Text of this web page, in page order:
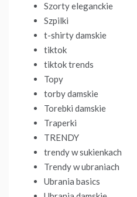
Szorty eleganckie
Szpilki
t-shirty damskie
tiktok
tiktok trends
Topy
torby damskie
Torebki damskie
Traperki
TRENDY
trendy w sukienkach
Trendy w ubraniach
Ubrania basics